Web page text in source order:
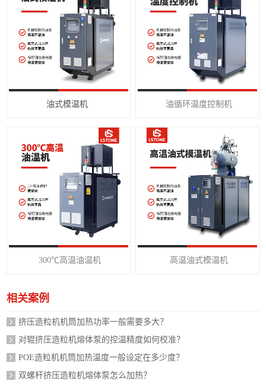
油式模温机 油循环温度控制机
300℃高温油温机 高温油式模温机
相关案例
挤压造粒机机筒加热功率一般需要多大？
对辊挤压造粒机熔体泵的控温精度如何校准？
POE造粒机机筒加热温度一般设定在多少度？
双螺杆挤压造粒机熔体泵怎么加热？